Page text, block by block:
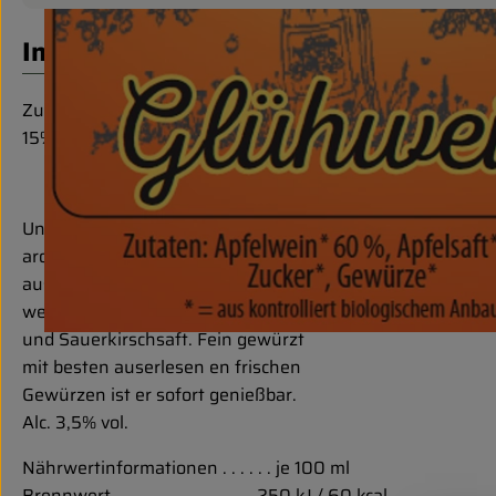
Info
Zutaten: Apfelwein* 35%, Apfelsaft* 30%,
15%, Sauerkirschsaft* 15%, Zucker*, Gewürze*
= aus kontrolliert biologischem Anbau
Unser Apfel Kirschfeuer ist ein
aromatischer Glühwein, hergestellt
aus bestem Apfel und Sauerkirsch
wein, verfeinert mit frischem Apfel
und Sauerkirschsaft. Fein gewürzt
mit besten auserlesen en frischen
Gewürzen ist er sofort genießbar.
Alc. 3,5% vol.
Nährwertinformationen . . . . . . je 100 ml